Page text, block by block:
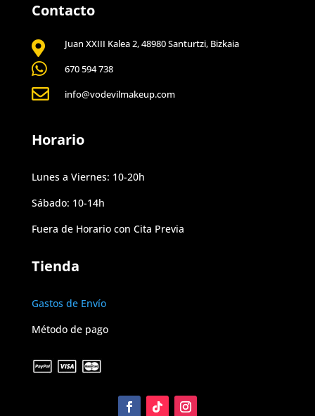
Contacto
 Juan XXIII Kalea 2, 48980 Santurtzi, Bizkaia
 670 594 738
 info@vodevilmakeup.com
Horario
Lunes a Viernes: 10-20h
Sábado: 10-14h
Fuera de Horario con Cita Previa
Tienda
Gastos de Envío
Método de pago